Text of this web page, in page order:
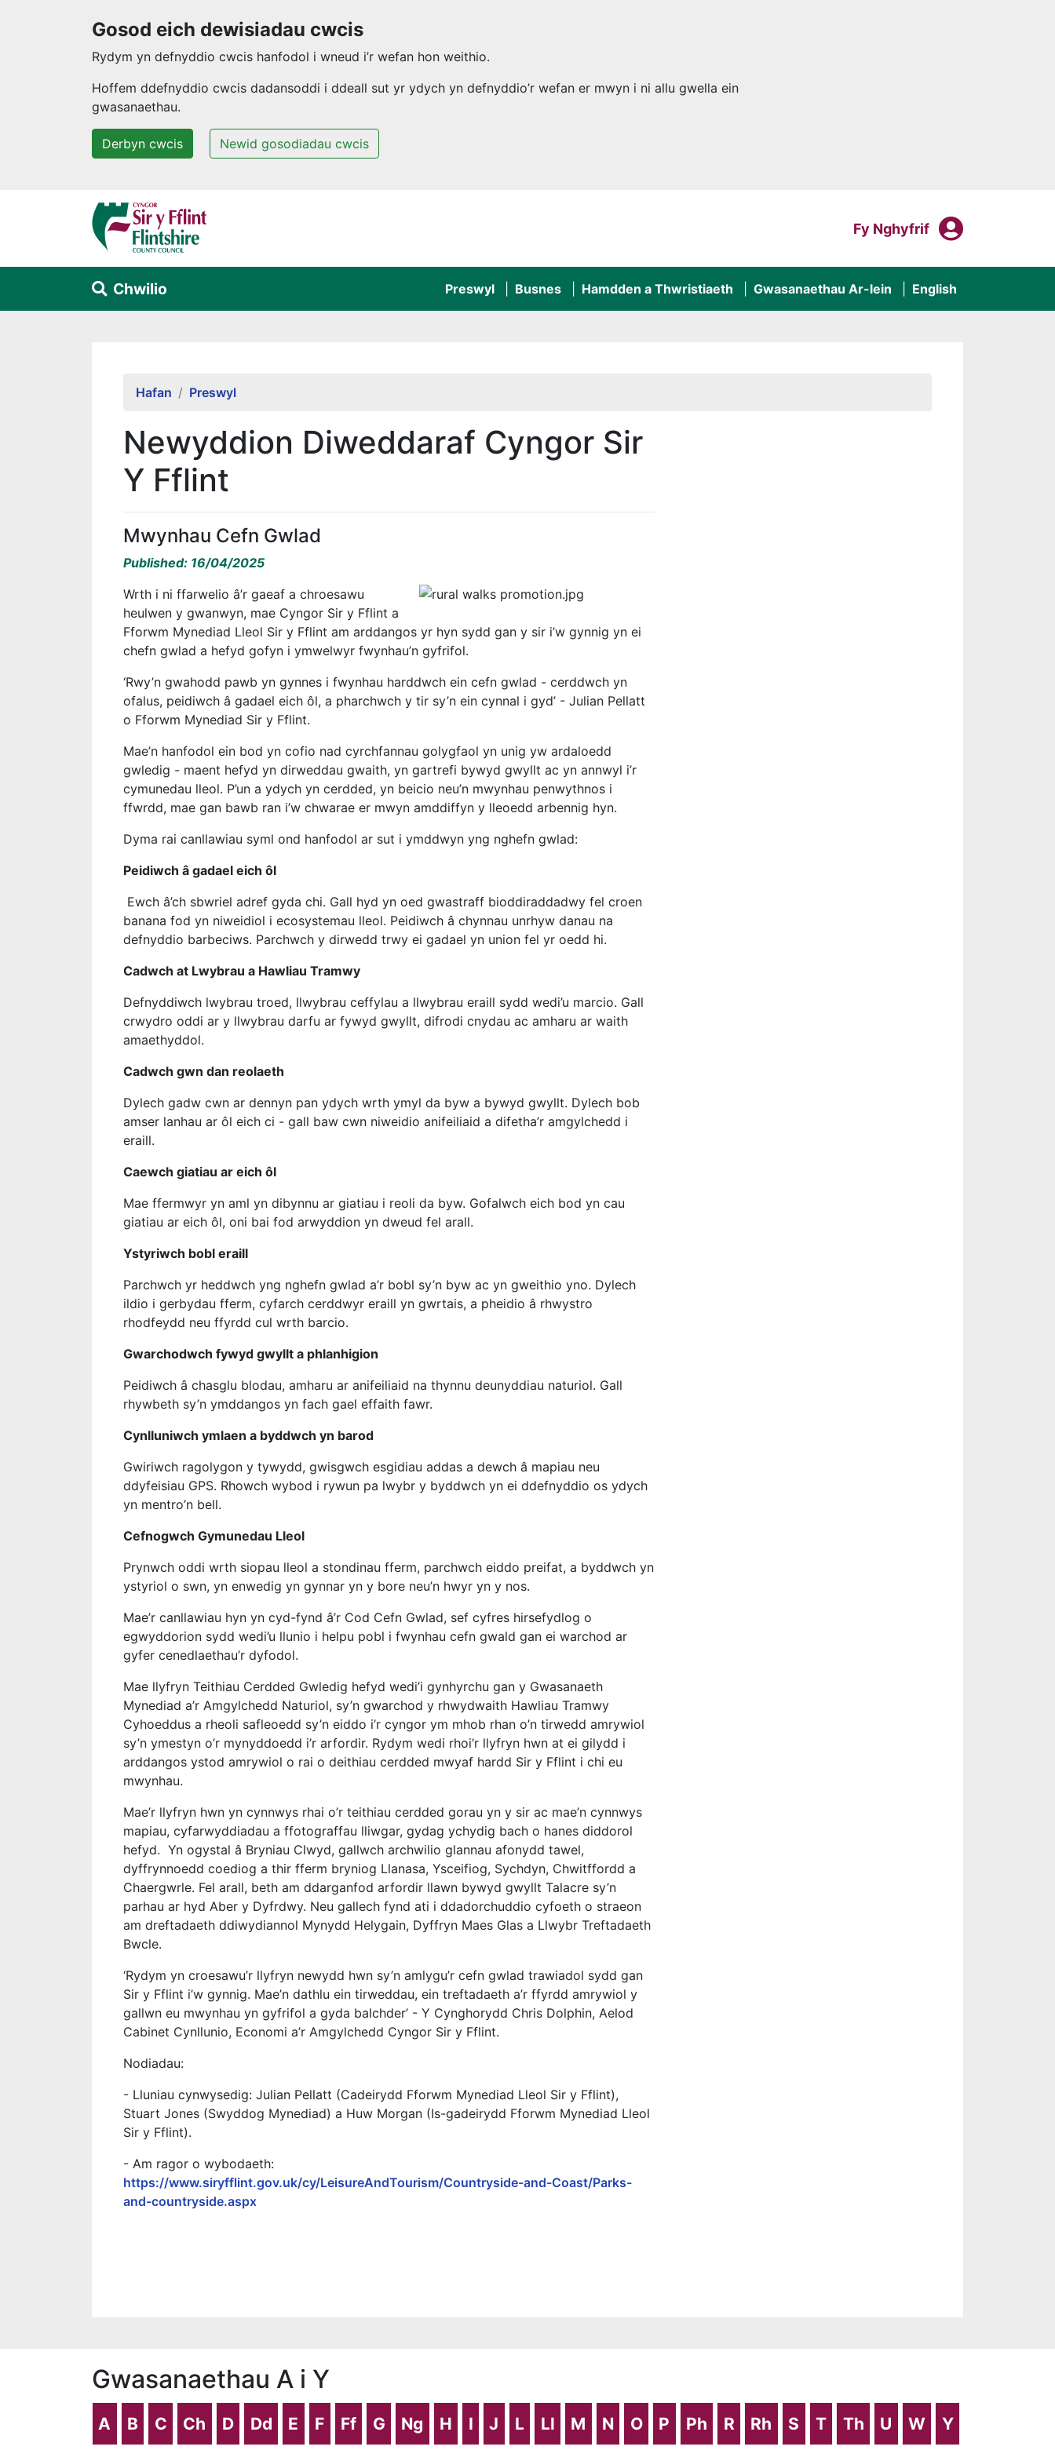
Gosod eich dewisiadau cwcis
Rydym yn defnyddio cwcis hanfodol i wneud i’r wefan hon weithio.
Hoffem ddefnyddio cwcis dadansoddi i ddeall sut yr ydych yn defnyddio’r wefan er mwyn i ni allu gwella ein
gwasanaethau.
Derbyn cwcis Newid gosodiadau cwcis
Neidio i'r prif gynnwys
Mewngofnodi I
Fy Nghyfrif Fy
Chwilio Preswyl Busnes Hamdden a Thwristiaeth Gwasanaethau Ar-lein English
Hafan Preswyl
Newyddion Diweddaraf Cyngor Sir
Y Fflint
Mwynhau Cefn Gwlad
Published: 16/04/2025
Wrth i ni ffarwelio â’r gaeaf a chroesawu
heulwen y gwanwyn, mae Cyngor Sir y Fflint a
Fforwm Mynediad Lleol Sir y Fflint am arddangos yr hyn sydd gan y sir i’w gynnig yn ei
chefn gwlad a hefyd gofyn i ymwelwyr fwynhau’n gyfrifol.
‘Rwy’n gwahodd pawb yn gynnes i fwynhau harddwch ein cefn gwlad - cerddwch yn
ofalus, peidiwch â gadael eich ôl, a pharchwch y tir sy’n ein cynnal i gyd’ - Julian Pellatt
o Fforwm Mynediad Sir y Fflint.
Mae’n hanfodol ein bod yn cofio nad cyrchfannau golygfaol yn unig yw ardaloedd
gwledig - maent hefyd yn dirweddau gwaith, yn gartrefi bywyd gwyllt ac yn annwyl i’r
cymunedau lleol. P’un a ydych yn cerdded, yn beicio neu’n mwynhau penwythnos i
ffwrdd, mae gan bawb ran i’w chwarae er mwyn amddiffyn y lleoedd arbennig hyn.
Dyma rai canllawiau syml ond hanfodol ar sut i ymddwyn yng nghefn gwlad:
Peidiwch â gadael eich ôl
Ewch â’ch sbwriel adref gyda chi. Gall hyd yn oed gwastraff bioddiraddadwy fel croen
banana fod yn niweidiol i ecosystemau lleol. Peidiwch â chynnau unrhyw danau na
defnyddio barbeciws. Parchwch y dirwedd trwy ei gadael yn union fel yr oedd hi.
Cadwch at Lwybrau a Hawliau Tramwy
Defnyddiwch lwybrau troed, llwybrau ceffylau a llwybrau eraill sydd wedi’u marcio. Gall
crwydro oddi ar y llwybrau darfu ar fywyd gwyllt, difrodi cnydau ac amharu ar waith
amaethyddol.
Cadwch gwn dan reolaeth
Dylech gadw cwn ar dennyn pan ydych wrth ymyl da byw a bywyd gwyllt. Dylech bob
amser lanhau ar ôl eich ci - gall baw cwn niweidio anifeiliaid a difetha’r amgylchedd i
eraill.
Caewch giatiau ar eich ôl
Mae ffermwyr yn aml yn dibynnu ar giatiau i reoli da byw. Gofalwch eich bod yn cau
giatiau ar eich ôl, oni bai fod arwyddion yn dweud fel arall.
Ystyriwch bobl eraill
Parchwch yr heddwch yng nghefn gwlad a’r bobl sy’n byw ac yn gweithio yno. Dylech
ildio i gerbydau fferm, cyfarch cerddwyr eraill yn gwrtais, a pheidio â rhwystro
rhodfeydd neu ffyrdd cul wrth barcio.
Gwarchodwch fywyd gwyllt a phlanhigion
Peidiwch â chasglu blodau, amharu ar anifeiliaid na thynnu deunyddiau naturiol. Gall
rhywbeth sy’n ymddangos yn fach gael effaith fawr.
Cynlluniwch ymlaen a byddwch yn barod
Gwiriwch ragolygon y tywydd, gwisgwch esgidiau addas a dewch â mapiau neu
ddyfeisiau GPS. Rhowch wybod i rywun pa lwybr y byddwch yn ei ddefnyddio os ydych
yn mentro’n bell.
Cefnogwch Gymunedau Lleol
Prynwch oddi wrth siopau lleol a stondinau fferm, parchwch eiddo preifat, a byddwch yn
ystyriol o swn, yn enwedig yn gynnar yn y bore neu’n hwyr yn y nos.
Mae’r canllawiau hyn yn cyd-fynd â’r Cod Cefn Gwlad, sef cyfres hirsefydlog o
egwyddorion sydd wedi’u llunio i helpu pobl i fwynhau cefn gwald gan ei warchod ar
gyfer cenedlaethau’r dyfodol.
Mae llyfryn Teithiau Cerdded Gwledig hefyd wedi’i gynhyrchu gan y Gwasanaeth
Mynediad a’r Amgylchedd Naturiol, sy’n gwarchod y rhwydwaith Hawliau Tramwy
Cyhoeddus a rheoli safleoedd sy’n eiddo i’r cyngor ym mhob rhan o’n tirwedd amrywiol
sy’n ymestyn o’r mynyddoedd i’r arfordir. Rydym wedi rhoi’r llyfryn hwn at ei gilydd i
arddangos ystod amrywiol o rai o deithiau cerdded mwyaf hardd Sir y Fflint i chi eu
mwynhau.
Mae’r llyfryn hwn yn cynnwys rhai o’r teithiau cerdded gorau yn y sir ac mae’n cynnwys
mapiau, cyfarwyddiadau a ffotograffau lliwgar, gydag ychydig bach o hanes diddorol
hefyd. Yn ogystal â Bryniau Clwyd, gallwch archwilio glannau afonydd tawel,
dyffrynnoedd coediog a thir fferm bryniog Llanasa, Ysceifiog, Sychdyn, Chwitffordd a
Chaergwrle. Fel arall, beth am ddarganfod arfordir llawn bywyd gwyllt Talacre sy’n
parhau ar hyd Aber y Dyfrdwy. Neu gallech fynd ati i ddadorchuddio cyfoeth o straeon
am dreftadaeth ddiwydiannol Mynydd Helygain, Dyffryn Maes Glas a Llwybr Treftadaeth
Bwcle.
‘Rydym yn croesawu’r llyfryn newydd hwn sy’n amlygu’r cefn gwlad trawiadol sydd gan
Sir y Fflint i’w gynnig. Mae’n dathlu ein tirweddau, ein treftadaeth a’r ffyrdd amrywiol y
gallwn eu mwynhau yn gyfrifol a gyda balchder’ - Y Cynghorydd Chris Dolphin, Aelod
Cabinet Cynllunio, Economi a’r Amgylchedd Cyngor Sir y Fflint.
Nodiadau:
- Lluniau cynwysedig: Julian Pellatt (Cadeirydd Fforwm Mynediad Lleol Sir y Fflint),
Stuart Jones (Swyddog Mynediad) a Huw Morgan (Is-gadeirydd Fforwm Mynediad Lleol
Sir y Fflint).
- Am ragor o wybodaeth:
https://www.siryfflint.gov.uk/cy/LeisureAndTourism/Countryside-and-Coast/Parks-
and-countryside.aspx
Gwasanaethau A i Y
A B C Ch D Dd E F Ff G Ng H I J L Ll M N O P Ph R Rh S T Th U W Y